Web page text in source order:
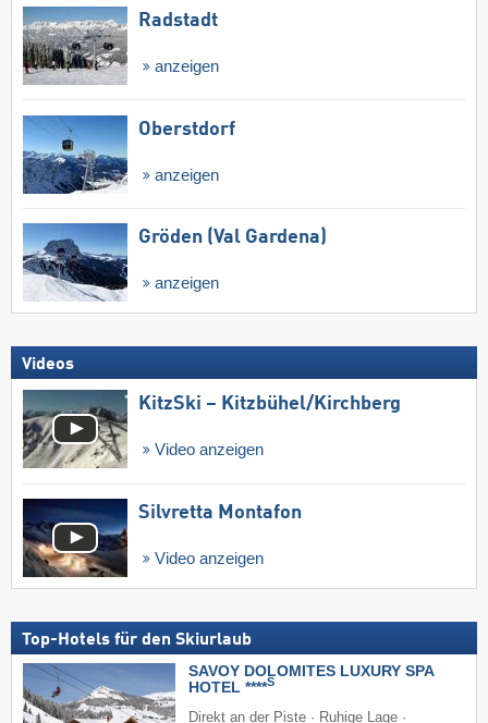
Radstadt
anzeigen
Oberstdorf
anzeigen
Gröden (Val Gardena)
anzeigen
Videos
KitzSki – Kitzbühel/​Kirchberg
Video anzeigen
Silvretta Montafon
Video anzeigen
Top-Hotels für den Skiurlaub
SAVOY DOLOMITES LUXURY SPA
HOTEL ****S
Direkt an der Piste · Ruhige Lage ·